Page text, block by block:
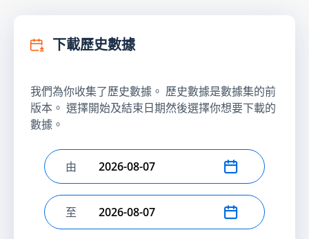
下載歷史數據
我們為你收集了歷史數據。 歷史數據是數據集的前
版本。 選擇開始及結束日期然後選擇你想要下載的
數據。
選擇開始日期
由
選擇結束日期
至